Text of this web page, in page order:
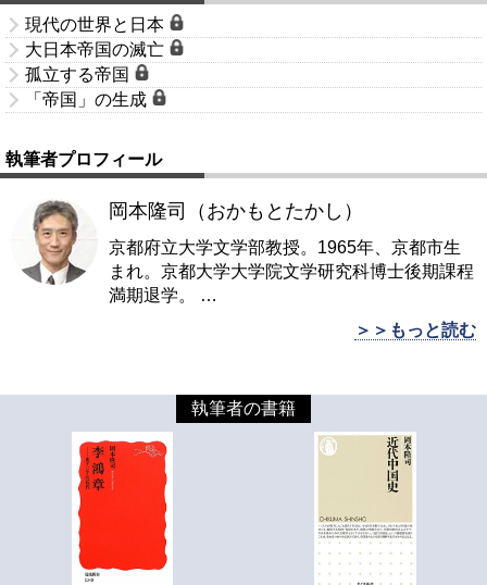
現代の世界と日本
大日本帝国の滅亡
孤立する帝国
「帝国」の生成
執筆者プロフィール
岡本隆司（おかもとたかし）
京都府立大学文学部教授。1965年、京都市生
まれ。京都大学大学院文学研究科博士後期課程
満期退学。
…
＞＞もっと読む
執筆者の書籍